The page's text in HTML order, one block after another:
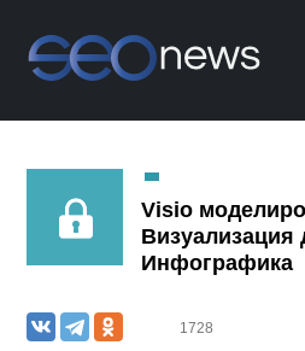
Visio
Визуализация
Инфографика
1728